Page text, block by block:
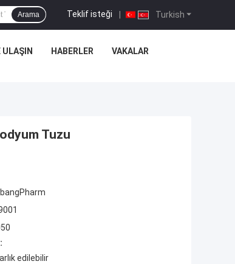
Turkish
Teklif isteği |
Arama
ULAŞIN HABERLER VAKALAR
Tuzu
edilebilir